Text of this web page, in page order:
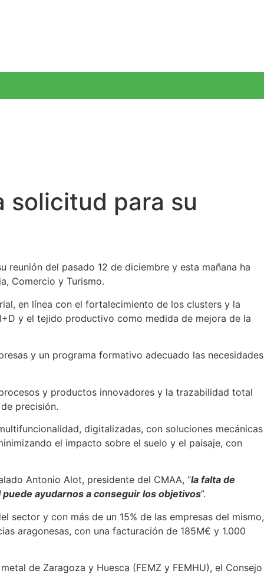
solicitud para su
reunión del pasado 12 de diciembre y esta mañana ha
Comercio y Turismo.
en línea con el fortalecimiento de los clusters y la
y el tejido productivo como medida de mejora de la
y un programa formativo adecuado las necesidades
y productos innovadores y la trazabilidad total
precisión.
digitalizadas, con soluciones mecánicas
el impacto sobre el suelo y el paisaje, con
Antonio Alot, presidente del CMAA, “la falta de
ayudarnos a conseguir los objetivos”.
sector y con más de un 15% de las empresas del mismo,
aragonesas, con una facturación de 185M€ y 1.000
de Zaragoza y Huesca (FEMZ y FEMHU), el Consejo